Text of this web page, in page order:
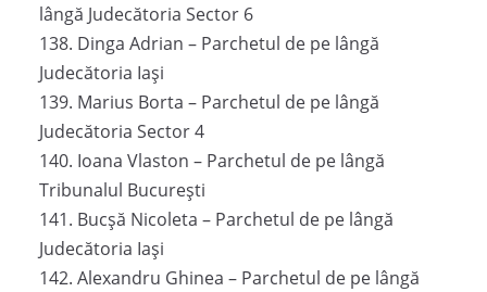
lângă Judecătoria Sector 6
138. Dinga Adrian – Parchetul de pe lângă
Judecătoria Iași
139. Marius Borta – Parchetul de pe lângă
Judecătoria Sector 4
140. Ioana Vlaston – Parchetul de pe lângă
Tribunalul București
141. Bucșă Nicoleta – Parchetul de pe lângă
Judecătoria Iași
142. Alexandru Ghinea – Parchetul de pe lângă